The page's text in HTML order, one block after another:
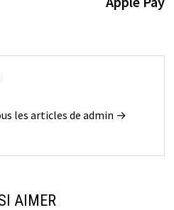
les articles de admin →
AIMER